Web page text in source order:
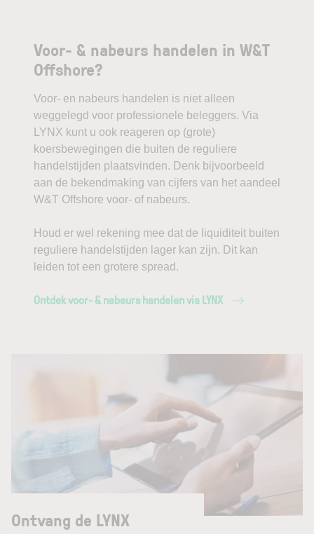
Voor- & nabeurs handelen in W&T
Offshore?
Voor- en nabeurs handelen is niet alleen
weggelegd voor professionele beleggers. Via
LYNX kunt u ook reageren op (grote)
koersbewegingen die buiten de reguliere
handelstijden plaatsvinden. Denk bijvoorbeeld
aan de bekendmaking van cijfers van het aandeel
W&T Offshore voor- of nabeurs.
Houd er wel rekening mee dat de liquiditeit buiten
reguliere handelstijden lager kan zijn. Dit kan
leiden tot een grotere spread.
Ontdek voor- & nabeurs handelen via LYNX
Ontvang de LYNX